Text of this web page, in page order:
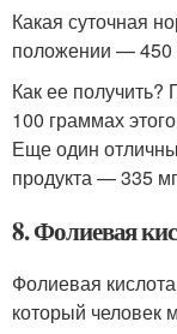
Какая суточная
положении — 450
Как ее
100 граммах
Еще один
продукта — 335
8. Фолиевая
Фолиевая
который человек